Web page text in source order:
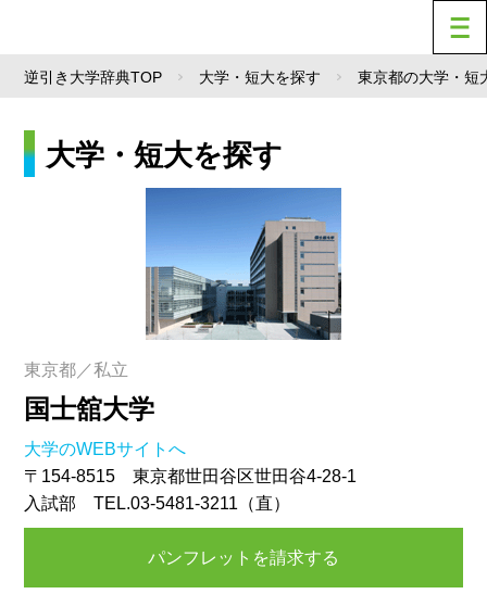
逆引き大学辞典TOP 大学・短大を探す 東京都の大学・短
大学・短大を探す
東京都／私立
国士舘大学
大学のWEBサイトへ
〒154-8515 東京都世田谷区世田谷4-28-1
入試部 TEL.03-5481-3211（直）
パンフレットを請求する